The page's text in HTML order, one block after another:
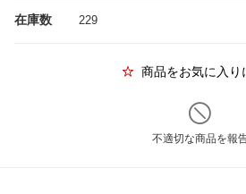
在庫数 229
商品をお気に入り
不適切な商品を報